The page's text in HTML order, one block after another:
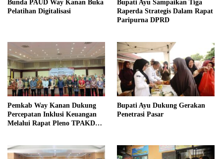
Bunda PAUD Way Kanan Buka
Pelatihan Digitalisasi
Bupati Ayu Sampaikan Tiga
Raperda Strategis Dalam Rapat
Paripurna DPRD
Pemkab Way Kanan Dukung
Percepatan Inklusi Keuangan
Melalui Rapat Pleno TPAKD
Bupati Ayu Dukung Gerakan
Penetrasi Pasar